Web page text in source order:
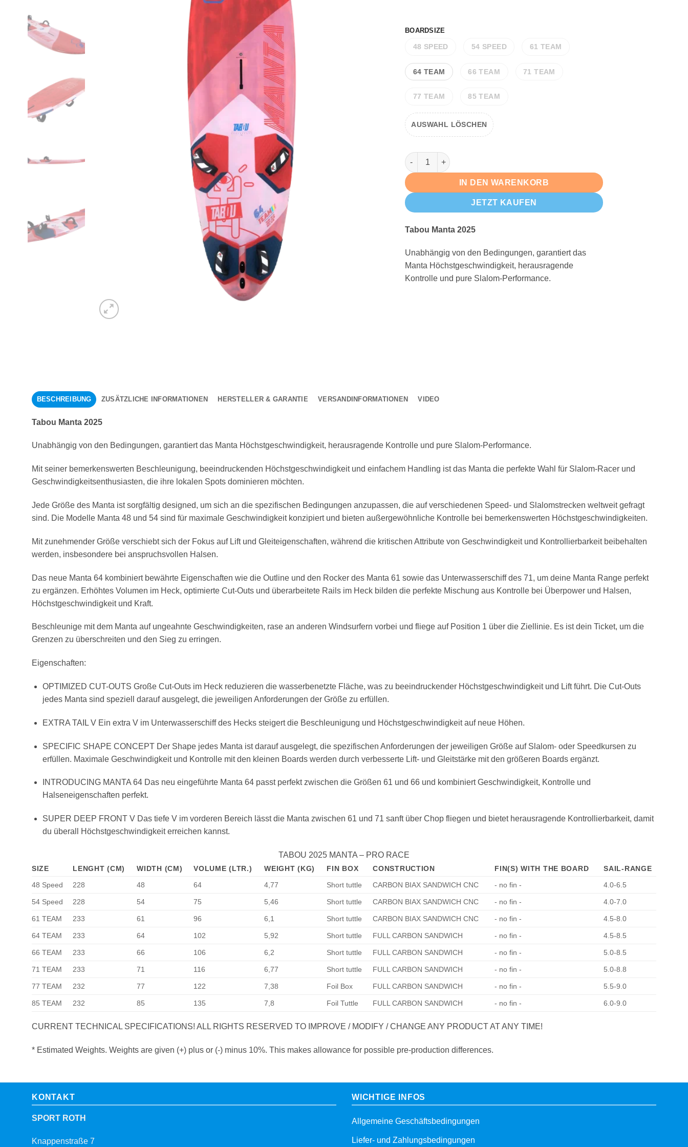
BOARDSIZE
48 SPEED 54 SPEED 61 TEAM
64 TEAM 66 TEAM 71 TEAM
77 TEAM 85 TEAM
AUSWAHL LÖSCHEN
Tabou 2025 Manta Menge
IN DEN WARENKORB
JETZT KAUFEN
Alternative:
Tabou Manta 2025
Unabhängig von den Bedingungen, garantiert das
Manta Höchstgeschwindigkeit, herausragende
Kontrolle und pure Slalom-Performance.
BESCHREIBUNG ZUSÄTZLICHE INFORMATIONEN HERSTELLER & GARANTIE VERSANDINFORMATIONEN VIDEO
Tabou Manta 2025
Unabhängig von den Bedingungen, garantiert das Manta Höchstgeschwindigkeit, herausragende Kontrolle und pure Slalom-Performance.
Mit seiner bemerkenswerten Beschleunigung, beeindruckenden Höchstgeschwindigkeit und einfachem Handling ist das Manta die perfekte Wahl für Slalom-Racer und
Geschwindigkeitsenthusiasten, die ihre lokalen Spots dominieren möchten.
Jede Größe des Manta ist sorgfältig designed, um sich an die spezifischen Bedingungen anzupassen, die auf verschiedenen Speed- und Slalomstrecken weltweit gefragt
sind. Die Modelle Manta 48 und 54 sind für maximale Geschwindigkeit konzipiert und bieten außergewöhnliche Kontrolle bei bemerkenswerten Höchstgeschwindigkeiten.
Mit zunehmender Größe verschiebt sich der Fokus auf Lift und Gleiteigenschaften, während die kritischen Attribute von Geschwindigkeit und Kontrollierbarkeit beibehalten
werden, insbesondere bei anspruchsvollen Halsen.
Das neue Manta 64 kombiniert bewährte Eigenschaften wie die Outline und den Rocker des Manta 61 sowie das Unterwasserschiff des 71, um deine Manta Range perfekt
zu ergänzen. Erhöhtes Volumen im Heck, optimierte Cut-Outs und überarbeitete Rails im Heck bilden die perfekte Mischung aus Kontrolle bei Überpower und Halsen,
Höchstgeschwindigkeit und Kraft.
Beschleunige mit dem Manta auf ungeahnte Geschwindigkeiten, rase an anderen Windsurfern vorbei und fliege auf Position 1 über die Ziellinie. Es ist dein Ticket, um die
Grenzen zu überschreiten und den Sieg zu erringen.
Eigenschaften:
OPTIMIZED CUT-OUTS Große Cut-Outs im Heck reduzieren die wasserbenetzte Fläche, was zu beeindruckender Höchstgeschwindigkeit und Lift führt. Die Cut-Outs
jedes Manta sind speziell darauf ausgelegt, die jeweiligen Anforderungen der Größe zu erfüllen.
EXTRA TAIL V Ein extra V im Unterwasserschiff des Hecks steigert die Beschleunigung und Höchstgeschwindigkeit auf neue Höhen.
SPECIFIC SHAPE CONCEPT Der Shape jedes Manta ist darauf ausgelegt, die spezifischen Anforderungen der jeweiligen Größe auf Slalom- oder Speedkursen zu
erfüllen. Maximale Geschwindigkeit und Kontrolle mit den kleinen Boards werden durch verbesserte Lift- und Gleitstärke mit den größeren Boards ergänzt.
INTRODUCING MANTA 64 Das neu eingeführte Manta 64 passt perfekt zwischen die Größen 61 und 66 und kombiniert Geschwindigkeit, Kontrolle und
Halseneigenschaften perfekt.
SUPER DEEP FRONT V Das tiefe V im vorderen Bereich lässt die Manta zwischen 61 und 71 sanft über Chop fliegen und bietet herausragende Kontrollierbarkeit, damit
du überall Höchstgeschwindigkeit erreichen kannst.
TABOU 2025 MANTA – PRO RACE
SIZE LENGHT (CM) WIDTH (CM) VOLUME (LTR.) WEIGHT (KG) FIN BOX CONSTRUCTION FIN(S) WITH THE BOARD
SAIL-RANGE
48 Speed
228 48 64 4,77 Short tuttle CARBON BIAX SANDWICH CNC - no fin - 4.0-6.5
54 Speed 228 54 75 5,46 Short tuttle CARBON BIAX SANDWICH CNC - no fin - 4.0-7.0
61 TEAM 233 61 96 6,1 Short tuttle CARBON BIAX SANDWICH CNC - no fin - 4.5-8.0
64 TEAM 233 64 102 5,92 Short tuttle FULL CARBON SANDWICH - no fin - 4.5-8.5
66 TEAM 233 66 106 6,2 Short tuttle FULL CARBON SANDWICH - no fin - 5.0-8.5
71 TEAM 233 71 116 6,77 Short tuttle FULL CARBON SANDWICH - no fin - 5.0-8.8
77 TEAM 232 77 122 7,38 Foil Box FULL CARBON SANDWICH - no fin - 5.5-9.0
85 TEAM 232 85 135 7,8 Foil Tuttle FULL CARBON SANDWICH - no fin - 6.0-9.0
CURRENT TECHNICAL SPECIFICATIONS! ALL RIGHTS RESERVED TO IMPROVE / MODIFY / CHANGE ANY PRODUCT AT ANY TIME!
* Estimated Weights. Weights are given (+) plus or (-) minus 10%. This makes allowance for possible pre-production differences.
KONTAKT
SPORT ROTH
Knappenstraße 7
WICHTIGE INFOS
Allgemeine Geschäftsbedingungen
Liefer- und Zahlungsbedingungen